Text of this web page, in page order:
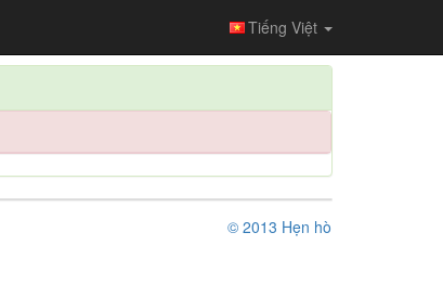
Tiếng Việt
© 2013 Hẹn hò